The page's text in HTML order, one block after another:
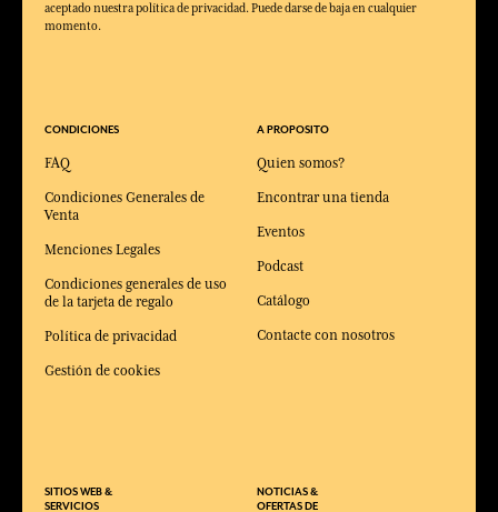
aceptado nuestra política de privacidad. Puede darse de baja en cualquier
momento.
CONDICIONES
FAQ
Condiciones Generales de
Venta
Menciones Legales
Condiciones generales de uso
de la tarjeta de regalo
Política de privacidad
Gestión de cookies
SITIOS WEB &
SERVICIOS
A PROPOSITO
Quien somos?
Encontrar una tienda
Eventos
Podcast
Catálogo
Contacte con nosotros
NOTICIAS &
OFERTAS DE